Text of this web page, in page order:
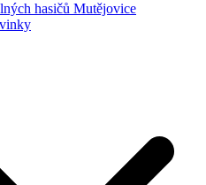
hasičů Mutějovice